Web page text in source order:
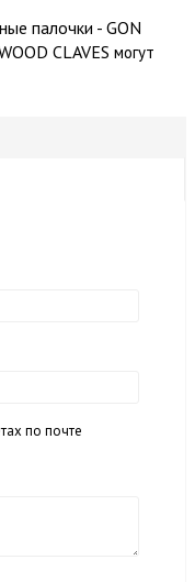
палочки - GON
CLAVES могут
по почте